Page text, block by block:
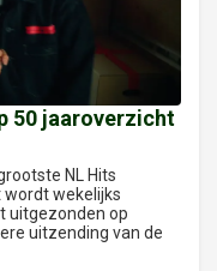
50 jaaroverzicht
NL Hits
wekelijks
uitgezonden op
uitzending van de